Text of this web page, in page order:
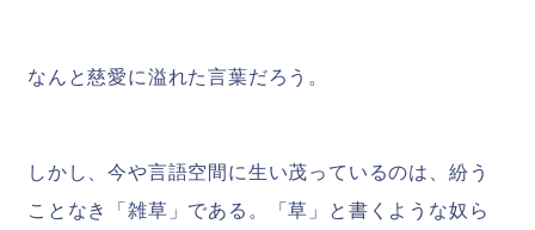
なんと慈愛に溢れた言葉だろう。
しかし、今や言語空間に生い茂っているのは、紛う
ことなき「雑草」である。「草」と書くような奴ら